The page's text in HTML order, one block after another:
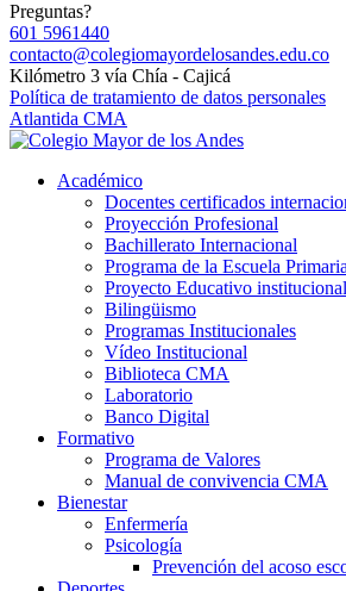
Preguntas?
601 5961440
contacto@colegiomayordelosandes.edu.co
Kilómetro 3 vía Chía - Cajicá
Política de tratamiento de datos personales
Atlantida CMA
Académico
Docentes certificados
Proyección Profesional
Bachillerato Internacional
Programa de la Escuela
Proyecto Educativo institucional
Bilingüismo
Programas Institucionales
Vídeo Institucional
Biblioteca CMA
Laboratorio
Banco Digital
Formativo
Programa de Valores
Manual de convivencia CMA
Bienestar
Enfermería
Psicología
Prevención del acoso